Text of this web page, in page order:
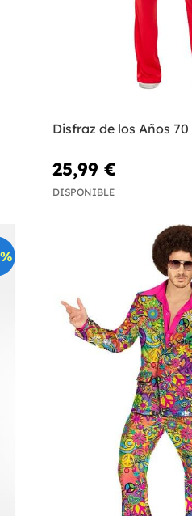
Disfraz de los Años
25,99 €
DISPONIBLE